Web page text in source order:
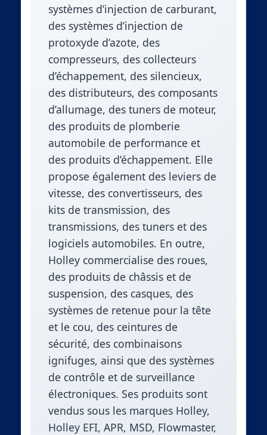
systèmes d’injection de carburant,
des systèmes d’injection de
protoxyde d’azote, des
compresseurs, des collecteurs
d’échappement, des silencieux,
des distributeurs, des composants
d’allumage, des tuners de moteur,
des produits de plomberie
automobile de performance et
des produits d’échappement. Elle
propose également des leviers de
vitesse, des convertisseurs, des
kits de transmission, des
transmissions, des tuners et des
logiciels automobiles. En outre,
Holley commercialise des roues,
des produits de châssis et de
suspension, des casques, des
systèmes de retenue pour la tête
et le cou, des ceintures de
sécurité, des combinaisons
ignifuges, ainsi que des systèmes
de contrôle et de surveillance
électroniques. Ses produits sont
vendus sous les marques Holley,
Holley EFI, APR, MSD, Flowmaster,